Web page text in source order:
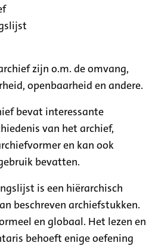
zijn o.m. de omvang,
openbaarheid en andere.
bevat interessante
van het archief,
en kan ook
bevatten.
is een hiërarchisch
beschreven archiefstukken.
en globaal. Het lezen en
behoeft enige oefening